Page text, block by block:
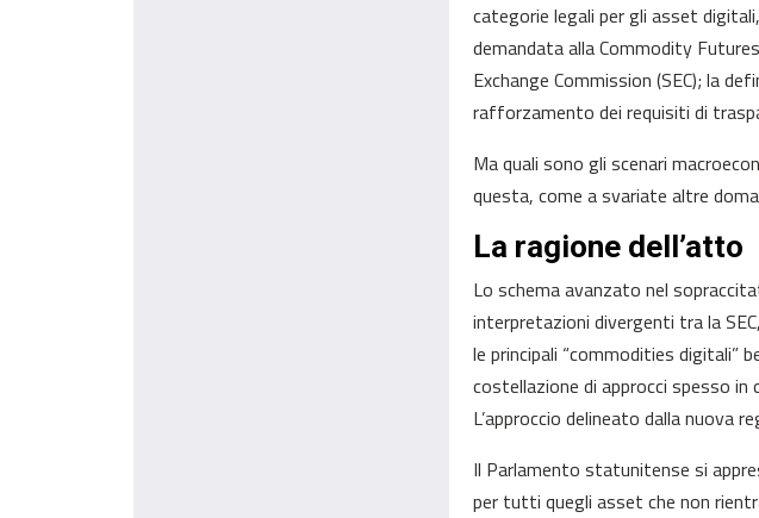
categorie legali per gli asset
demandata alla Commodity
Exchange Commission (SEC); la
rafforzamento dei requisiti di
Ma quali sono gli scenari
questa, come a svariate altre
La ragione dell’atto
Lo schema avanzato nel
interpretazioni divergenti tra la
le principali “commodities digitali”
costellazione di approcci spesso in
L’approccio delineato dalla nuova
Il Parlamento statunitense si
per tutti quegli asset che non